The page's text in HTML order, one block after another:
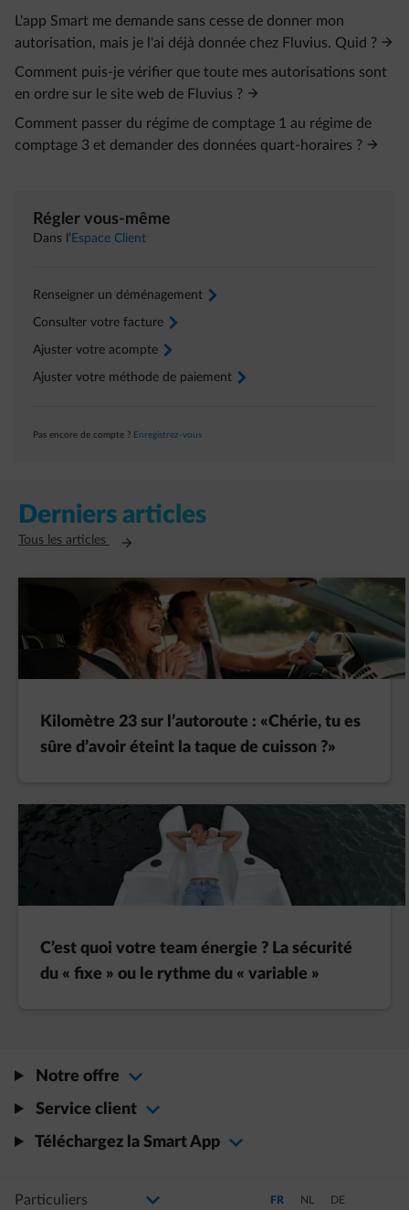
L'app Smart me demande sans cesse de donner mon
autorisation, mais je l'ai déjà donnée chez Fluvius. Quid ?
Comment puis-je vérifier que toute mes autorisations sont
en ordre sur le site web de Fluvius ?
Comment passer du régime de comptage 1 au régime de
comptage 3 et demander des données quart-horaires ?
Régler vous-même
Dans l’ Espace Client
Renseigner un déménagement arrow-right
Consulter votre facture arrow-right
Ajuster votre acompte arrow-right
Ajuster votre méthode de paiement arrow-right
Pas encore de compte ? Enregistrez-vous
Derniers articles
Tous les articles Ouvre un nouvel onglet
Kilomètre 23 sur l’autoroute : «Chérie, tu es
sûre d’avoir éteint la taque de cuisson ?»
C’est quoi votre team énergie ? La sécurité
du « fixe » ou le rythme du « variable »
Notre offre
Service client
Téléchargez la Smart App
Sélectionnez votre profil
La modification de la sélection permettra d'accéder à une nouvelle page
Passer en Français (Langue
FR Passer en Néerlandais
NL Passer en
DE